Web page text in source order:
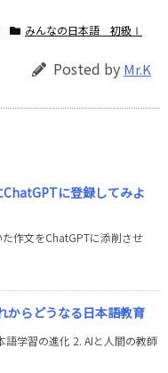
みんなの日本語 初級Ⅰ
Posted by Mr.K
に登録してみよ
作文をChatGPTに添削させ
からどうなる日本語教育
語学習の進化 2. AIと人間の教師